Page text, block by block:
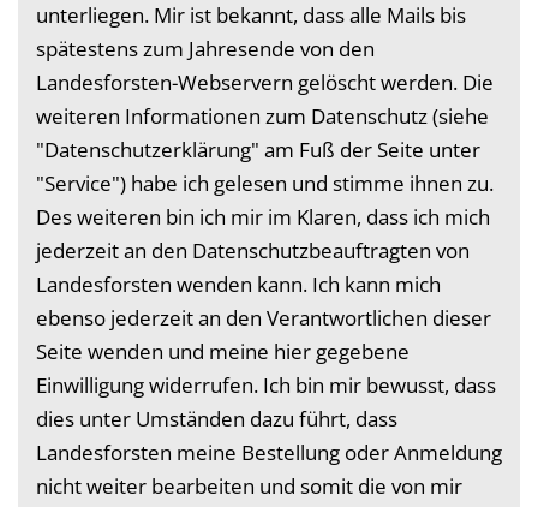
unterliegen. Mir ist bekannt, dass alle Mails bis
spätestens zum Jahresende von den
Landesforsten-Webservern gelöscht werden. Die
weiteren Informationen zum Datenschutz (siehe
"Datenschutzerklärung" am Fuß der Seite unter
"Service") habe ich gelesen und stimme ihnen zu.
Des weiteren bin ich mir im Klaren, dass ich mich
jederzeit an den Datenschutzbeauftragten von
Landesforsten wenden kann. Ich kann mich
ebenso jederzeit an den Verantwortlichen dieser
Seite wenden und meine hier gegebene
Einwilligung widerrufen. Ich bin mir bewusst, dass
dies unter Umständen dazu führt, dass
Landesforsten meine Bestellung oder Anmeldung
nicht weiter bearbeiten und somit die von mir